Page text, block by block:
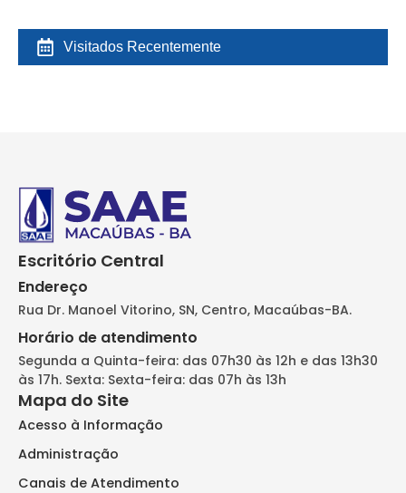
Visitados Recentemente
Escritório Central
Endereço
Rua Dr. Manoel Vitorino, SN, Centro, Macaúbas-BA.
Horário de atendimento
Segunda a Quinta-feira: das 07h30 às 12h e das 13h30
às 17h. Sexta: Sexta-feira: das 07h às 13h
Mapa do Site
Acesso à Informação
Administração
Canais de Atendimento